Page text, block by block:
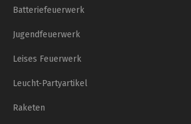
Batteriefeuerwerk
Jugendfeuerwerk
Leises Feuerwerk
Leucht-Partyartikel
Raketen